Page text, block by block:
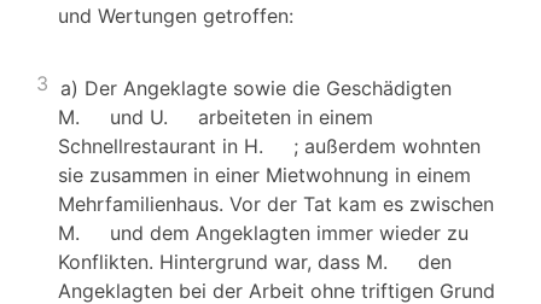
und Wertungen getroffen:
3 a) Der Angeklagte sowie die Geschädigten
M. und U. arbeiteten in einem
Schnellrestaurant in H. ; außerdem wohnten
sie zusammen in einer Mietwohnung in einem
Mehrfamilienhaus. Vor der Tat kam es zwischen
M. und dem Angeklagten immer wieder zu
Konflikten. Hintergrund war, dass M. den
Angeklagten bei der Arbeit ohne triftigen Grund